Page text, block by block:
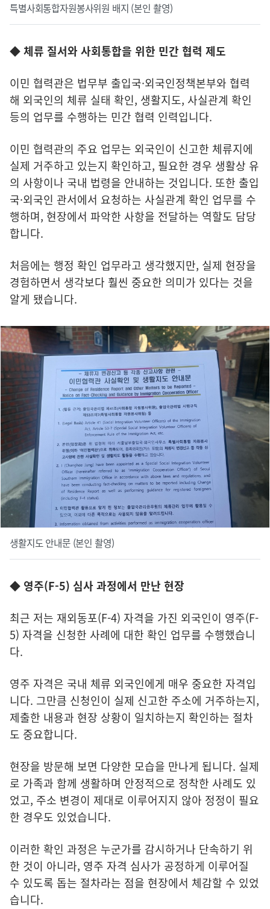
특별사회통합자원봉사위원 배지 (본인 촬영)
◆ 체류 질서와 사회통합을 위한 민간 협력 제도
이민 협력관은 법무부 출입국·외국인정책본부와 협력
해 외국인의 체류 실태 확인, 생활지도, 사실관계 확인
등의 업무를 수행하는 민간 협력 인력입니다.
이민 협력관의 주요 업무는 외국인이 신고한 체류지에
실제 거주하고 있는지 확인하고, 필요한 경우 생활상 유
의 사항이나 국내 법령을 안내하는 것입니다. 또한 출입
국·외국인 관서에서 요청하는 사실관계 확인 업무를 수
행하며, 현장에서 파악한 사항을 전달하는 역할도 담당
합니다.
처음에는 행정 확인 업무라고 생각했지만, 실제 현장을
경험하면서 생각보다 훨씬 중요한 의미가 있다는 것을
알게 됐습니다.
생활지도 안내문 (본인 촬영)
◆ 영주(F-5) 심사 과정에서 만난 현장
최근 저는 재외동포(F-4) 자격을 가진 외국인이 영주(F-
5) 자격을 신청한 사례에 대한 확인 업무를 수행했습니
다.
영주 자격은 국내 체류 외국인에게 매우 중요한 자격입
니다. 그만큼 신청인이 실제 신고한 주소에 거주하는지,
제출한 내용과 현장 상황이 일치하는지 확인하는 절차
도 중요합니다.
현장을 방문해 보면 다양한 모습을 만나게 됩니다. 실제
로 가족과 함께 생활하며 안정적으로 정착한 사례도 있
었고, 주소 변경이 제대로 이루어지지 않아 정정이 필요
한 경우도 있었습니다.
이러한 확인 과정은 누군가를 감시하거나 단속하기 위
한 것이 아니라, 영주 자격 심사가 공정하게 이루어질
수 있도록 돕는 절차라는 점을 현장에서 체감할 수 있었
습니다.